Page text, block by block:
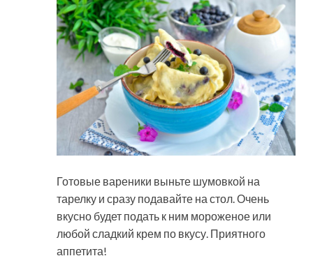
Готовые вареники выньте шумовкой на
тарелку и сразу подавайте на стол. Очень
вкусно будет подать к ним мороженое или
любой сладкий крем по вкусу. Приятного
аппетита!